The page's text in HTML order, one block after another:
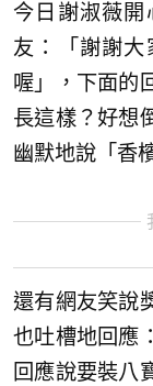
今日謝淑薇開
友：「謝謝大
喔」，下面的
長這樣？好想
幽默地說「香
還有網友笑說
也吐槽地回應
回應說要裝八